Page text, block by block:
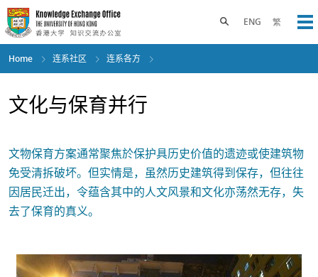
Skip
to
main
content
ENG 繁
Toggle search panel
Home 连系社区 连系各方
文化与保育并行
文物保育方案通常聚焦於保护具历史价值的遗迹或使建筑物
免受清拆破坏。但实情是，虽然历史建筑得到保存，但往往
因居民迁出，令蕴含其中的人文风景和文化亦荡然无存，失
去了保育的真义。